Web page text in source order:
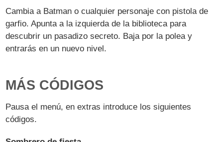
Cambia a Batman o cualquier personaje con pistola de
garfio. Apunta a la izquierda de la biblioteca para
descubrir un pasadizo secreto. Baja por la polea y
entrarás en un nuevo nivel.
MÁS CÓDIGOS
Pausa el menú, en extras introduce los siguientes
códigos.